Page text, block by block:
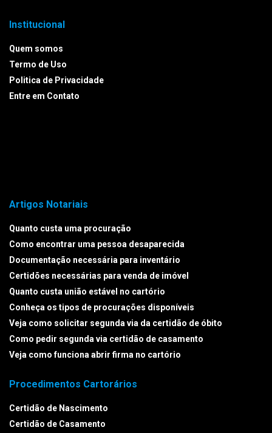
Institucional
Quem somos
Termo de Uso
Politica de Privacidade
Entre em Contato
Artigos Notariais
Quanto custa uma procuração
Como encontrar uma pessoa desaparecida
Documentação necessária para inventário
Certidões necessárias para venda de imóvel
Quanto custa união estável no cartório
Conheça os tipos de procurações disponíveis
Veja como solicitar segunda via da certidão de óbito
Como pedir segunda via certidão de casamento
Veja como funciona abrir firma no cartório
Procedimentos Cartorários
Certidão de Nascimento
Certidão de Casamento